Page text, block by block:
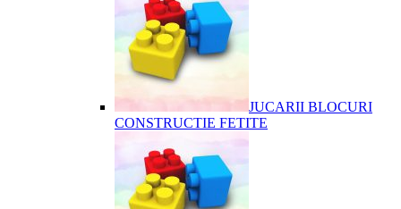
JUCARII BLOCURI
CONSTRUCTIE FETITE